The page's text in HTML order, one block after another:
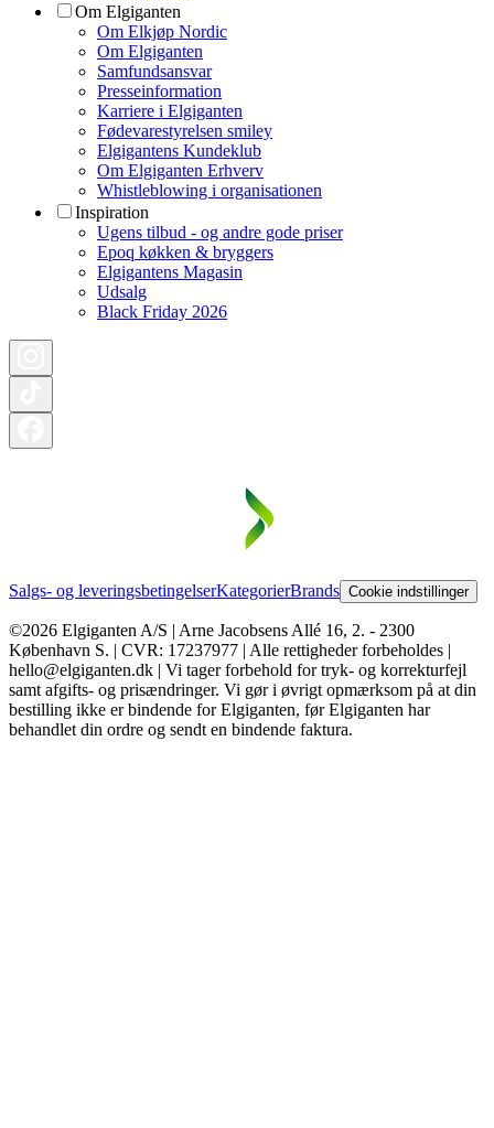
Om Elgiganten
Om Elkjøp Nordic
Om Elgiganten
Samfundsansvar
Presseinformation
Karriere i Elgiganten
Fødevarestyrelsen smiley
Elgigantens Kundeklub
Om Elgiganten Erhverv
Whistleblowing i organisationen
Inspiration
Ugens tilbud - og andre gode priser
Epoq køkken & bryggers
Elgigantens Magasin
Udsalg
Black Friday 2026
Salgs- og leveringsbetingelserKategorierBrands Cookie indstillinger
©2026 Elgiganten A/S | Arne Jacobsens Allé 16, 2. - 2300
København S. | CVR: 17237977 | Alle rettigheder forbeholdes |
hello@elgiganten.dk | Vi tager forbehold for tryk- og korrekturfejl
samt afgifts- og prisændringer. Vi gør i øvrigt opmærksom på at din
bestilling ikke er bindende for Elgiganten, før Elgiganten har
behandlet din ordre og sendt en bindende faktura.